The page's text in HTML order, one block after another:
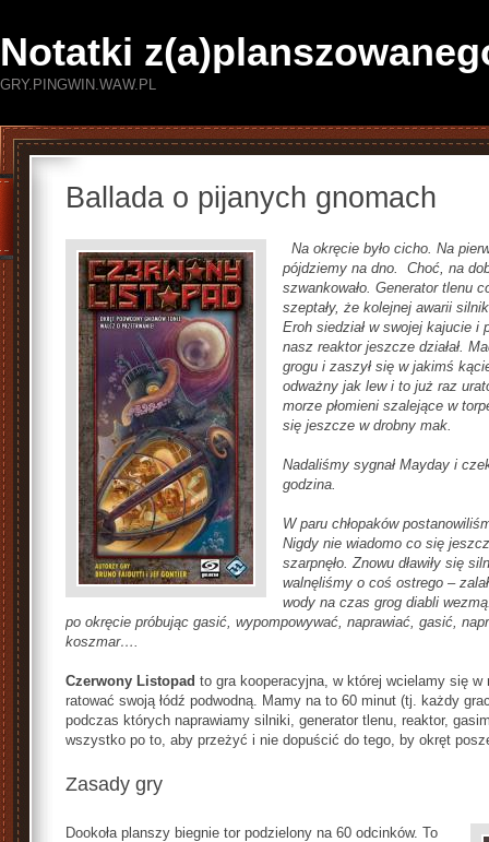
Notatki
GRY.PINGWIN.WAW.PL
Ballada o pijanych gnomach
Na okręcie było cicho. Na
pójdziemy na dno. Choć, na
szwankowało. Generator tlenu
szeptały, że kolejnej awarii
Eroh siedział w swojej kajucie i
nasz reaktor jeszcze działał.
grogu i zaszył się w jakimś
odważny jak lew i to już raz
morze płomieni szalejące w
się jeszcze w drobny mak.
Nadaliśmy sygnał Mayday i
godzina.
W paru chłopaków
Nigdy nie wiadomo co się
szarpnęło. Znowu dławiły się
walnęliśmy o coś ostrego –
wody na czas grog diabli
po okręcie próbując gasić, wypompowywać, naprawiać, gasić,
koszmar….
Czerwony Listopad to gra kooperacyjna, w której wcielamy się
ratować swoją łódź podwodną. Mamy na to 60 minut (tj. każdy
podczas których naprawiamy silniki, generator tlenu, reaktor,
wszystko po to, aby przeżyć i nie dopuścić do tego, by okręt
Zasady gry
Dookoła planszy biegnie tor podzielony na 60 odcinków. To